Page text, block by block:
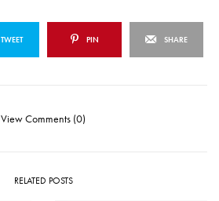
TWEET PIN SHARE
View Comments (0)
RELATED POSTS